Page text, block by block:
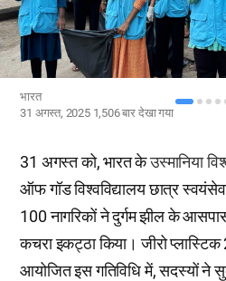
भारत
31 अगस्त, 2025 1,506बार देखा गया
31 अगस्त को, भारत केउस्मानिया
ऑफ गॉड विश्वविद्यालय छात्र
100 नागरिकों ने दुर्गम झील के
कचरा इकट्ठा किया। जीरो
आयोजित इस गतिविधि में, सदस्यों